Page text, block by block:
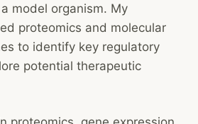
model organism. My
proteomics and molecular
to identify key regulatory
potential therapeutic